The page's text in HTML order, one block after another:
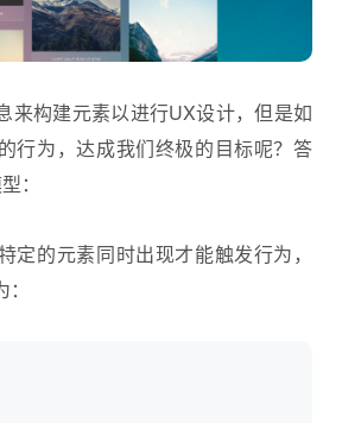
来构建元素以进行UX设计，但是如
行为，达成我们终极的目标呢？答
：
定的元素同时出现才能触发行为，